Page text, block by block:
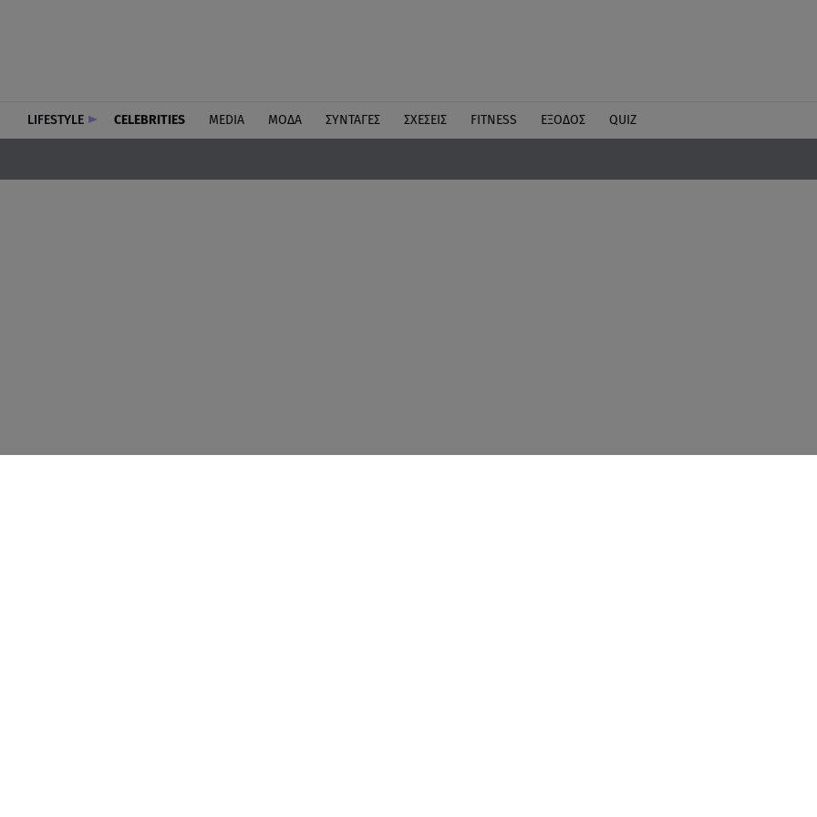
LIFESTYLE CELEBRITIES MEDIA ΜΟΔΑ ΣΥΝΤΑΓΕΣ ΣΧΕΣΕΙΣ FITNESS ΕΞΟΔΟΣ QUIZ